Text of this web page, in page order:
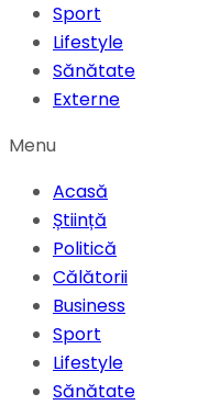
Sport
Lifestyle
Sănătate
Externe
Menu
Acasă
Știință
Politică
Călătorii
Business
Sport
Lifestyle
Sănătate